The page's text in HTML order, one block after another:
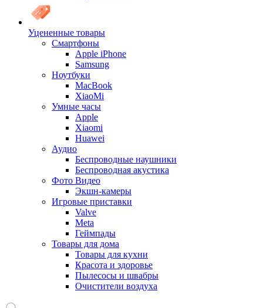
Уцененные товары
Cмартфоны
Apple iPhone
Samsung
Ноутбуки
MacBook
XiaoMi
Умные часы
Apple
Xiaomi
Huawei
Аудио
Беспроводные наушники
Беспроводная акустика
Фото Видео
Экшн-камеры
Игровые приставки
Valve
Meta
Геймпады
Товары для дома
Товары для кухни
Красота и здоровье
Пылесосы и швабры
Очистители воздуха